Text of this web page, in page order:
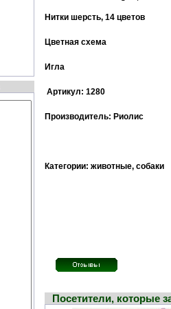
Нитки шерсть, 14 цветов
Цветная cхема
Игла
Артикул: 1280
Производитель: Риолис
Категории: животные, собаки
Посетители, которые